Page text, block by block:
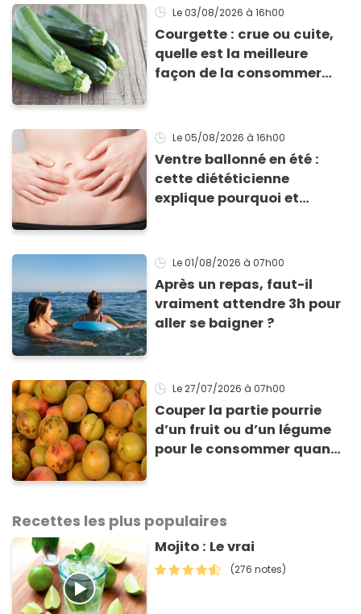
Le 03/08/2026 à 16h00
Courgette : crue ou cuite,
quelle est la meilleure
façon de la consommer
Le 05/08/2026 à 16h00
Ventre ballonné en été :
cette diététicienne
explique pourquoi et
Le 01/08/2026 à 07h00
Après un repas, faut-il
vraiment attendre 3h pour
aller se baigner ?
Le 27/07/2026 à 07h00
Couper la partie pourrie
d’un fruit ou d’un légume
pour le consommer quand
Recettes les plus populaires
Mojito : Le vrai
(276 notes)